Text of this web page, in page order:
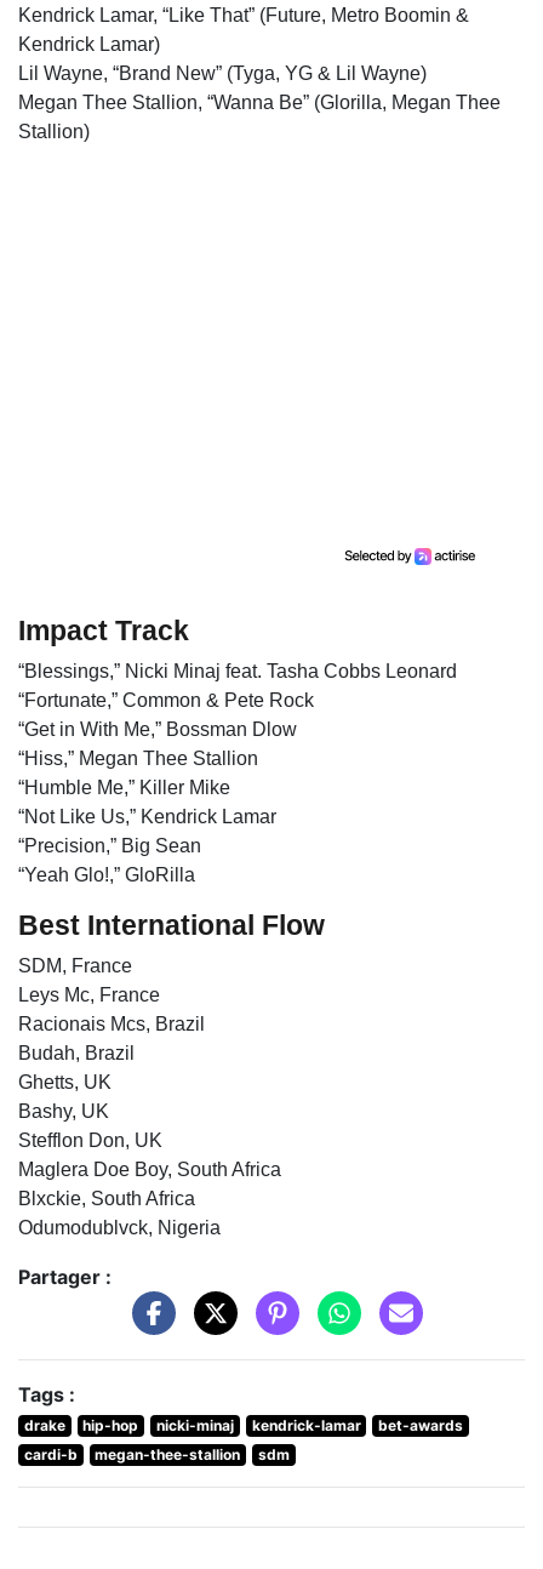
Kendrick Lamar, “Like That” (Future, Metro Boomin &
Kendrick Lamar)
Lil Wayne, “Brand New” (Tyga, YG & Lil Wayne)
Megan Thee Stallion, “Wanna Be” (Glorilla, Megan Thee
Stallion)
Impact Track
“Blessings,” Nicki Minaj feat. Tasha Cobbs Leonard
“Fortunate,” Common & Pete Rock
“Get in With Me,” Bossman Dlow
“Hiss,” Megan Thee Stallion
“Humble Me,” Killer Mike
“Not Like Us,” Kendrick Lamar
“Precision,” Big Sean
“Yeah Glo!,” GloRilla
Best International Flow
SDM, France
Leys Mc, France
Racionais Mcs, Brazil
Budah, Brazil
Ghetts, UK
Bashy, UK
Stefflon Don, UK
Maglera Doe Boy, South Africa
Blxckie, South Africa
Odumodublvck, Nigeria
Partager :
Tags :
drake hip-hop nicki-minaj kendrick-lamar
bet-awards
cardi-b
megan-thee-stallion sdm